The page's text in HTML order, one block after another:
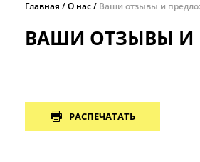
Главная О нас Ваши отзывы и
ВАШИ ОТЗЫВЫ И
РАСПЕЧАТАТЬ